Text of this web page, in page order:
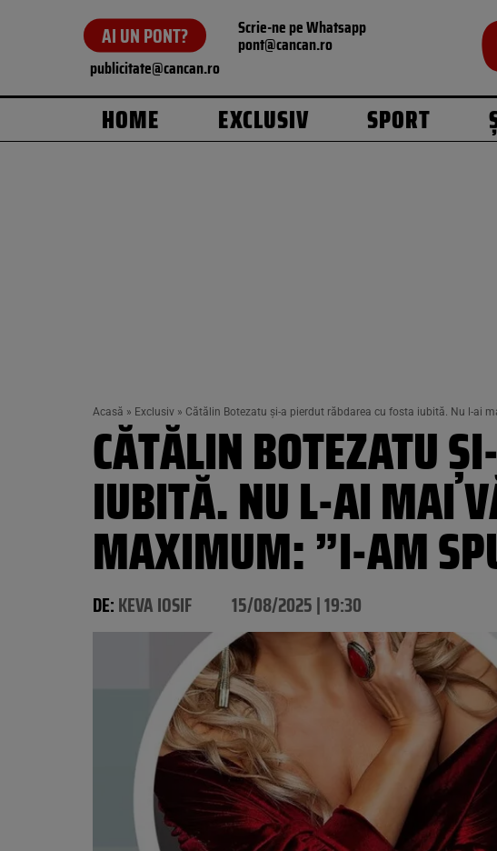
AI UN PONT? Scrie-ne pe Whatsapp
pont@cancan.ro
publicitate@cancan.ro
HOME EXCLUSIV SPORT
Acasă » Exclusiv » Cătălin Botezatu și-a pierdut răbdarea cu fosta iubită. Nu l-ai
CĂTĂLIN BOTEZATU
IUBITĂ. NU L-AI MAI
MAXIMUM: ”I-AM
DE:KEVA IOSIF 15/08/2025 | 19:30